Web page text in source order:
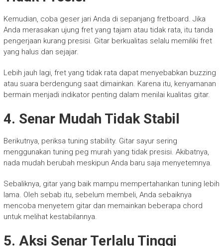
Kemudian, coba geser jari Anda di sepanjang fretboard. Jika
Anda merasakan ujung fret yang tajam atau tidak rata, itu tanda
pengerjaan kurang presisi. Gitar berkualitas selalu memiliki fret
yang halus dan sejajar.
Lebih jauh lagi, fret yang tidak rata dapat menyebabkan buzzing
atau suara berdengung saat dimainkan. Karena itu, kenyamanan
bermain menjadi indikator penting dalam menilai kualitas gitar.
4. Senar Mudah Tidak Stabil
Berikutnya, periksa tuning stability. Gitar sayur sering
menggunakan tuning peg murah yang tidak presisi. Akibatnya,
nada mudah berubah meskipun Anda baru saja menyetemnya.
Sebaliknya, gitar yang baik mampu mempertahankan tuning lebih
lama. Oleh sebab itu, sebelum membeli, Anda sebaiknya
mencoba menyetem gitar dan memainkan beberapa chord
untuk melihat kestabilannya.
5. Aksi Senar Terlalu Tinggi